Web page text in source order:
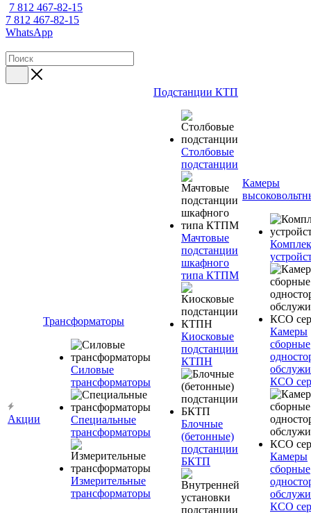
7 812 467-82-15
7 812 467-82-15
WhatsApp
Акции
Трансформаторы
Силовые
трансформаторы
Специальные
трансформаторы
Измерительные
трансформаторы
Подстанции КТП
Столбовые
подстанции
Мачтовые
подстанции
шкафного
типа КТПМ
Киосковые
подстанции
КТПН
Блочные
(бетонные)
подстанции
БКТП
Камеры
Камеры
сборные
КСО
Камеры
сборные
КСО